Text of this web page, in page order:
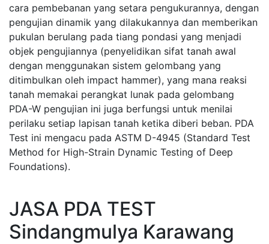
cara pembebanan yang setara pengukurannya, dengan
pengujian dinamik yang dilakukannya dan memberikan
pukulan berulang pada tiang pondasi yang menjadi
objek pengujiannya (penyelidikan sifat tanah awal
dengan menggunakan sistem gelombang yang
ditimbulkan oleh impact hammer), yang mana reaksi
tanah memakai perangkat lunak pada gelombang
PDA-W pengujian ini juga berfungsi untuk menilai
perilaku setiap lapisan tanah ketika diberi beban. PDA
Test ini mengacu pada ASTM D-4945 (Standard Test
Method for High-Strain Dynamic Testing of Deep
Foundations).
JASA PDA TEST
Sindangmulya Karawang